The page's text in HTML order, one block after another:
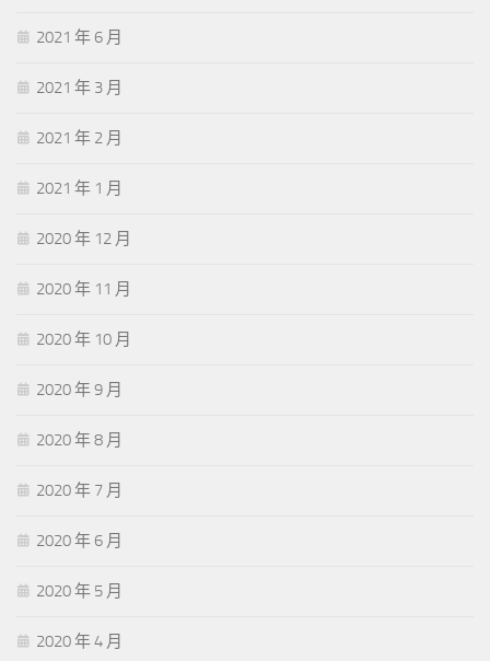
2021 年 6 月
2021 年 3 月
2021 年 2 月
2021 年 1 月
2020 年 12 月
2020 年 11 月
2020 年 10 月
2020 年 9 月
2020 年 8 月
2020 年 7 月
2020 年 6 月
2020 年 5 月
2020 年 4 月